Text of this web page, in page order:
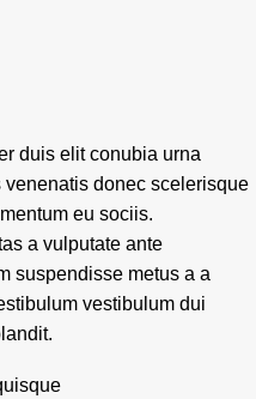
duis elit conubia urna
venenatis donec scelerisque
eu sociis.
a vulputate ante
suspendisse metus a a
vestibulum dui